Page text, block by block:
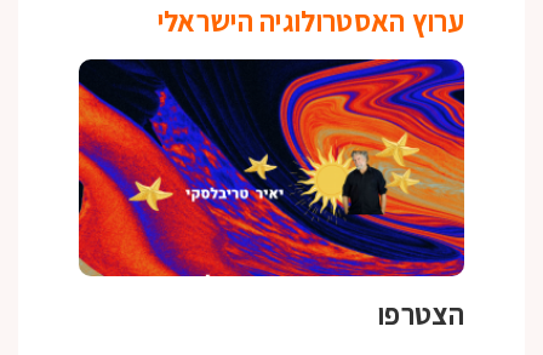
ערוץ האסטרולוגיה הישראלי
הצטרפו